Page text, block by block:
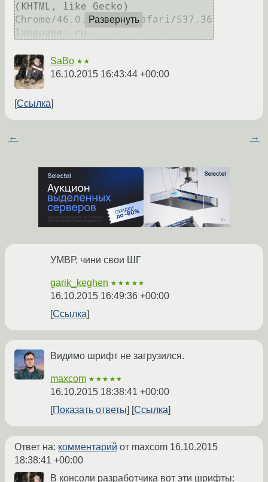
(KHTML, like Gecko)
Chrome/46.0.2490.71 Safari/537.36
Развернуть
SaBo ★★
16.10.2015 16:43:44 +00:00
Ссылка
← →
УМВР, чини свои ШГ
garik_keghen ★★★★★
16.10.2015 16:49:36 +00:00
Ссылка
Видимо шрифт не загрузился.
maxcom ★★★★★
16.10.2015 18:38:41 +00:00
Показать ответы
Ссылка
Ответ на: комментарий от maxcom 16.10.2015
18:38:41 +00:00
В консоли разработчика вот эти шрифты: